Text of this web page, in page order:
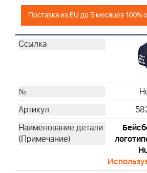
Поставка из EU до 5 месяцев 100%